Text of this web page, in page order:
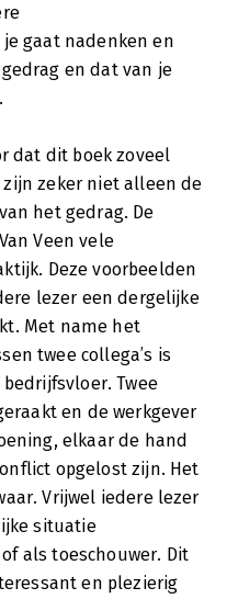
gaat nadenken en
en dat van je
dat dit boek zoveel
zeker niet alleen de
het gedrag. De
Veen vele
Deze voorbeelden
lezer een dergelijke
Met name het
twee collega’s is
Twee
en de werkgever
elkaar de hand
opgelost zijn. Het
Vrijwel iedere lezer
situatie
als toeschouwer. Dit
en plezierig